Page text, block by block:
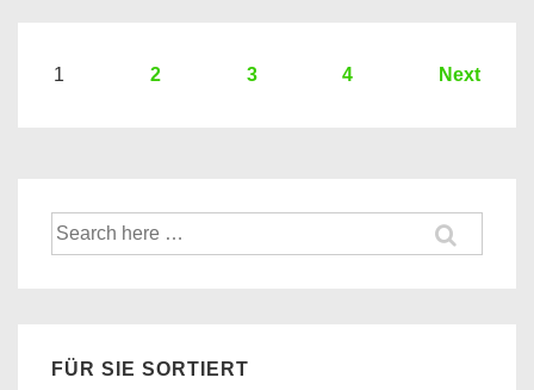
Hier
Banken
Seitennummerierung
1 2 3 4 Next
Suche
nach:
FÜR SIE SORTIERT